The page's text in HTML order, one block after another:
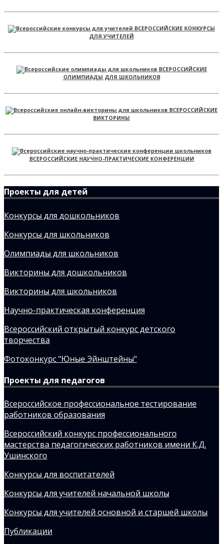
ВСЕРОССИЙСКИЕ КОНКУРСЫ
ДЛЯ УЧИТЕЛЕЙ
ВСЕРОССИЙСКИЕ
ОЛИМПИАДЫ ДЛЯ ШКОЛЬНИКОВ
ВСЕРОССИЙСКИЕ
ВИКТОРИНЫ
ВСЕРОССИЙСКИЕ НАУЧНО-ПРАКТИЧЕСКИЕ КОНФЕРЕНЦИИ
Проекты для детей
Конкурсы для дошкольников
Конкурсы для школьников
Олимпиады для школьников
Викторины для дошкольников
Викторины для школьников
Научно-практическая конференция
Всероссийский открытый конкурс детского
творчества
Фотоконкурс "Юные Эйнштейны"
Проекты для педагогов
Всероссийское профессиональное тестирование
работников образования
Всероссийский конкурс профессионального
мастерства педагогических работников имени К.Д.
Ушинского
Конкурсы для воспитателей
Конкурсы для учителей начальной школы
Конкурсы для учителей основной и старшей школы
Публикации